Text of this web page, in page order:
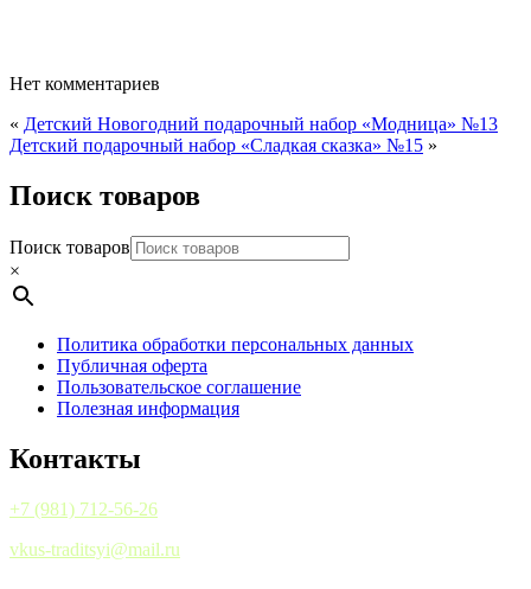
"Садовые
500гр
Нет комментариев
« Детский Новогодний подарочный набор «Модница» №13
Детский подарочный набор «Сладкая сказка» №15 »
Поиск товаров
Поиск товаров
×
Политика обработки персональных данных
Публичная оферта
Пользовательское соглашение
Полезная информация
Контакты
+7 (981) 712-56-26
vkus-traditsyi@mail.ru